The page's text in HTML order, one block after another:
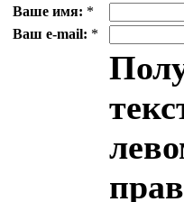
Ваше имя: *
Ваш e-mail: *